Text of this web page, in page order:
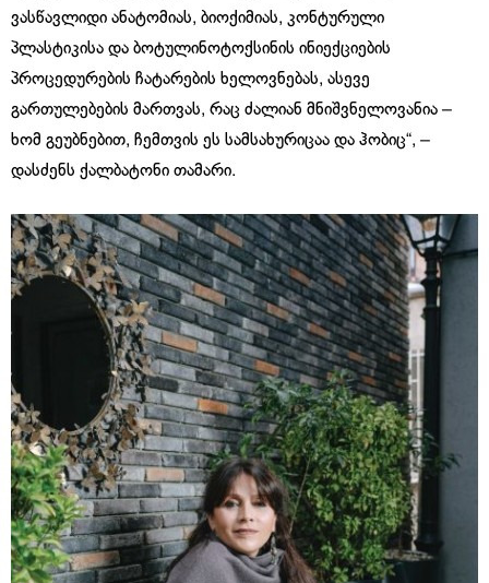
ვასწავლიდი ანატომიას, ბიოქიმიას, კონტურული
პლასტიკისა და ბოტულინოტოქსინის ინიექციების
პროცედურების ჩატარების ხელოვნებას, ასევე
გართულებების მართვას, რაც ძალიან მნიშვნელოვანია –
ხომ გეუბნებით, ჩემთვის ეს სამსახურიცაა და ჰობიც“, –
დასძენს ქალბატონი თამარი.